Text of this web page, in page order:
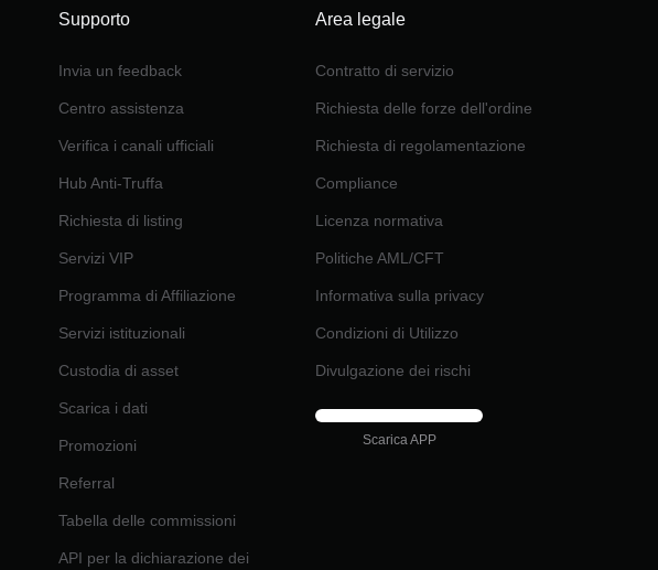
Supporto
Invia un feedback
Centro assistenza
Verifica i canali ufficiali
Hub Anti-Truffa
Richiesta di listing
Servizi VIP
Programma di Affiliazione
Servizi istituzionali
Custodia di asset
Scarica i dati
Promozioni
Referral
Tabella delle commissioni
API per la dichiarazione dei
Area legale
Contratto di servizio
Richiesta delle forze dell'ordine
Richiesta di regolamentazione
Compliance
Licenza normativa
Politiche AML/CFT
Informativa sulla privacy
Condizioni di Utilizzo
Divulgazione dei rischi
Scarica APP